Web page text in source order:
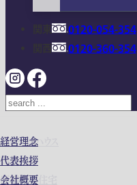
ガレージハウス
高級住宅
店舗併用住宅
経営理念
代表挨拶
会社概要
0120-054-354
0120-360-354